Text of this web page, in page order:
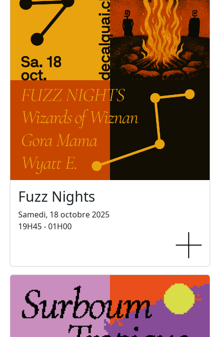
Fuzz Nights
Samedi, 18 octobre 2025
19H45 - 01H00